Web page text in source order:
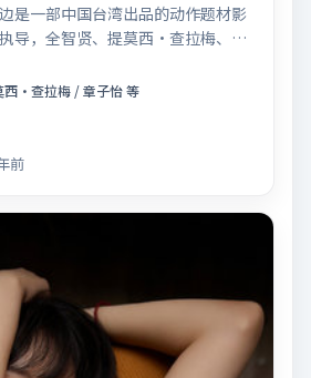
是一部中国台湾出品的动作题材影
导，全智贤、提莫西·查拉梅、章
2018年11月14日在院线首映。影
勇敢迈出的一步」展开叙事，镜头
了类型片的观感体验，亦留有可供
合关注现实主义叙事与人物关系的
西·查拉梅 / 章子怡 等
前